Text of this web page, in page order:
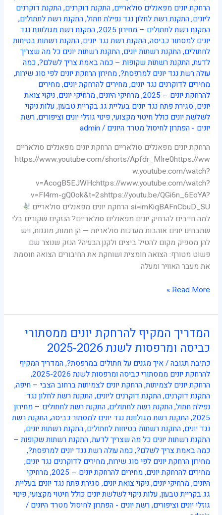
הרחקת יונים מפאנלים סולאריים,התקנת דוקרנים,התקנת דוקרנים
ליונים,התקנת רשת לחלון נגד נפילת חתול,התקנת רשת לחתולים,
התקנת רשת לחתולים – מחירון 2025
,התקנת רשת מגולוונת נגד
יונים למסתור כביסה,התקנת רשת נגד יונים,התקנת רשתות בטיחות
לחתולים,התקנת רשתות יונים,התקנת רשתות יונים כל מה שצריך
לדעת,התקנת רשתות שקופות – כמה באמת צריך לשלם?,כמה
עולה רשת נגד יונים למרפסת?,מחירון הרחקת יונים לפי סוג שירות,
מחירים לדוקרנים נגד יונים,מחירים להרחקת יונים,מחירים
להרחקת יונים – 2025
,מרחיקי היונים,מרחיקי יונים,ניקוי צואת
יונים,סגירת פתח נגד יונים בעליית גג בקריית טבעון,עלות ניקוי
לשלשת יונים כולל חיטוי מקצועי,פינוי גוזלי יונים וציפורים,רשת
יונים - הפתרון לחיסול מטרד היונים /
admin
הרחקת יונים מפאנלים סולאריים הרחקת יונים מפאנלים סולאריים
https://www.youtube.com/shorts/Apfdr_MIre0https://ww
w.youtube.com/watch?
v=AcogB5EJWHchttps://www.youtube.com/watch?
v=FI4rm-gQ0ok&t=2shttps://youtu.be/QGi6n_6EoYA?
si=imKiqBAFnCbuD_SU הרחקת יונים מפאנלים סולאריים
למה חייבים להרחיק יונים מפאנלים סולאריים? הנזקים שקורים בלי
שתבחינו יונים אוהבות מערכות סולאריות — הן חמות, מוגנות, ויש
להן מספיק מקום להטיל ביצים ולקנן.הבעיה? הנזק שנוצר שם
פשוט מטורף: הצואה חומצית ושוחקת את החיבורים הצואה חוסמת
את מעבר האוויר ומעלה
Read More »
המדריך המקיף להרחקת יונים ממסתורי
כביסה ומרפסות לשנת 2025-2026
כתיבת תגובה/איך מגנים על חתולים במרפסת?,המדריך המקיף
להרחקת יונים ממסתורי כביסה ומרפסות לשנת 2025-2026
,
הרחקת יונים לצמיתות,הרחקת יונים לצמיתות ברחוב הצבי – חיפה,
התקנת דוקרנים,התקנת דוקרנים ליונים,התקנת רשת לחלון נגד
נפילת חתול,התקנת רשת לחתולים,התקנת רשת לחתולים – מחירון
2025
,התקנת רשת מגולוונת נגד יונים למסתור כביסה,התקנת רשת
נגד יונים,התקנת רשתות בטיחות לחתולים,התקנת רשתות יונים,
התקנת רשתות יונים כל מה שצריך לדעת,התקנת רשתות שקופות –
כמה באמת צריך לשלם?,כמה עולה רשת נגד יונים למרפסת?,
מחירון הרחקת יונים לפי סוג שירות,מחירים לדוקרנים נגד יונים,
מחירים להרחקת יונים,מחירים להרחקת יונים – 2025 ,מרחיקי
היונים,מרחיקי יונים,ניקוי צואת יונים,סגירת פתח נגד יונים בעליית
גג בקריית טבעון,עלות ניקוי לשלשת יונים כולל חיטוי מקצועי,פינוי
גוזלי יונים וציפורים,רשת יונים - הפתרון לחיסול מטרד היונים /
המדריך
המקיף
להרחקת
יונים
ממסתורי
כביסה
ומרפסות
לשנת
2025-
2026